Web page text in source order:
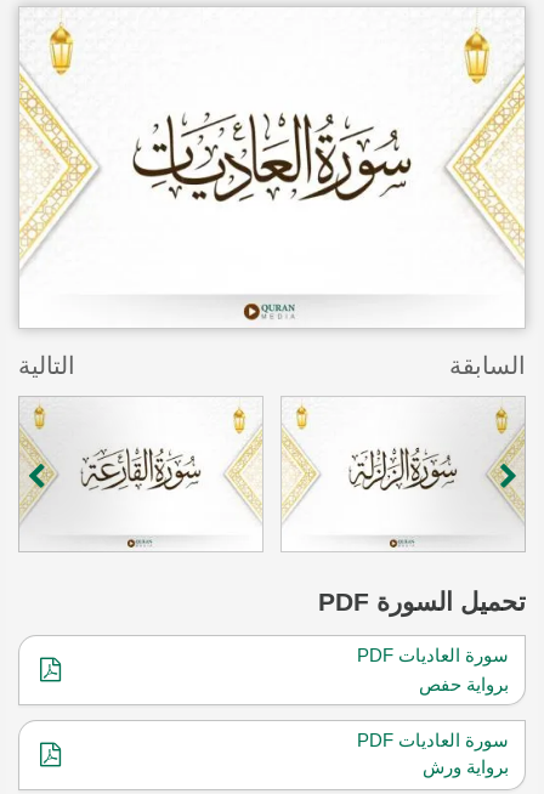
السابقة التالية
تحميل السورة PDF
سورة العاديات PDF
برواية حفص
سورة العاديات PDF
برواية ورش